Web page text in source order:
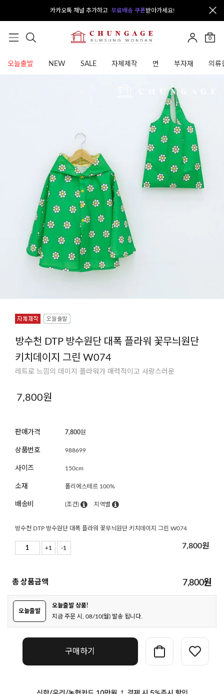
카카오톡 채널 추가하고 무료배송 쿠폰받아가세요!
0
오늘출발 NEW SALE 자체제작 면 부자재 의류
방수천 DTP 방수원단 대폭 플라워 꽃무늬원단
키치데이지 그린 W074
레트로 느낌의 데이지 플라워가 매력적이고 사랑스러운
7,800원
판매가격 7,800원
상품번호 988699
사이즈 150cm
소재 폴리에스테르 100%
배송비 (조건) 지역별
방수천 DTP 방수원단 대폭 플라워 꽃무늬원단 키치데이지 그린 W074
+1 -1 7,800원
총 상품금액 7,800원
오늘출발
오늘출발 상품!
지금 주문 시, 08/10(월) 발송 됩니다.
구매하기